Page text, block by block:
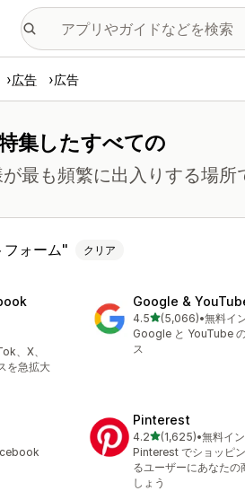
広告 広告
集したすべての
最も頻繁に出入りする場所
ォーム クリア
、X、
を急拡大
Google &
4.55つ星中
(5,066)
合計レビュー数：
•無料イ
Google と YouTube
ス
Pinterest
4.25つ星中
(1,625)
合計レビュー数：
•無料イ
Pinterest でショッピ
るユーザーにあなたの
しょう